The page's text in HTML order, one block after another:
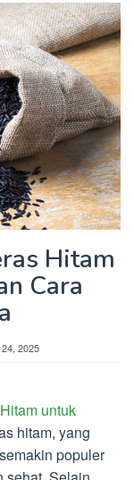
Hitam
Cara
2025
untuk
hitam, yang
populer